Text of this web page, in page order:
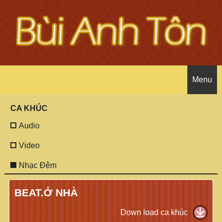
Menu
Trang chủ
Tác giả
Các bài báo
Ca khúc thiếu nhi
Audio
Ca khúc
CA KHÚC
Audio
Video
Nhạc Đệm
BEAT.Ở NHÀ
Down load ca khúc